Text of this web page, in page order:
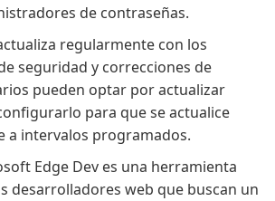
de contraseñas.
regularmente con los
seguridad y correcciones de
pueden optar por actualizar
para que se actualice
a intervalos programados.
Edge Dev es una herramienta
desarrolladores web que buscan un